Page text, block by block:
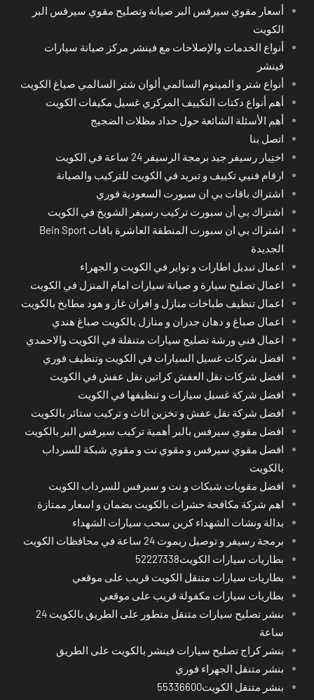
أسعار مقوي سيرفس البر صيانة وتصليح مقوي سيرفس البر
الكويت
أنواع الخدمات والإصلاحات مع فينشر مركز صيانة سيارات
فينشر
أنواع شتر و المينوم السالمي ألوان شتر السالمي صباغ الكويت
أهم أنواع دكتات التكييف المركزي غسيل مكيفات الكويت
أهم الأسئلة الشائعة حول حداد مظلات الضجيج
اتصل بنا
اختِيار رسيفر جيد برمجة الرسيفر 24 ساعة في الكويت
ارقام فنيي تكييف و تبريد في الكويت للتركيب والصيانة
اشتراك باقات بي ان سبورت السعودية فوري
اشتراك بي أن سبورت تركيب رسيفر الشويخ في الكويت
اشتراك بي ان سبورت المنطقة العاشرة باقات Bein Sport
الجديدة
اعمال تبديل اطارات و تواير في الكويت و الجهراء
اعمال تصليح سيارة و صيانة سيارات امام المنزل في الكويت
اعمال تنظيف طباخات منازل و افران غاز و هود مطابخ بالكويت
اعمال صباغ و دهان جدران و منازل بالكويت صباغ هندي
اعمال فني ورشة تصليح سيارات متنقلة في الكويت والاحمدي
افضل شركات غسيل السيارات في الكويت وتنظيف فوري
افضل شركات نقل العفش كراتين نقل عفش في الكويت
افضل شركة غسيل سيارات و تنظيفها في الكويت
افضل شركة نقل عفش و تخزين اثاث و تركيب ستائر بالكويت
افضل مقوي سيرفس بالبر أهمية تركيب سيرفس البر بالكويت
افضل مقوي سيرفس و مقوي نت و مقوي شبكة للسرداب
بالكويت
افضل مقويات شبكات و نت و سيرفس للسرداب الكويت
اهم شركة مكافحة حشرات بالكويت بضمان و اسعار ممتازة
بدالة ونشات الشهداء كرين سحب سيارات الشهداء
برمجة رسيفر و توصيل ريموت 24 ساعة في محافظات الكويت
بطاريات سيارات الكويت52227338
بطاريات سيارات متنقل الكويت قريب على موقعي
بطاريات سيارات مكفولة قريب على موقعي
بنشر تصليح سيارات متنقل متطور على الطريق بالكويت 24
ساعة
بنشر كراج تصليح سيارات فينشر بالكويت على الطريق
بنشر متنقل الجهراء فوري
بنشر متنقل الكويت55336600